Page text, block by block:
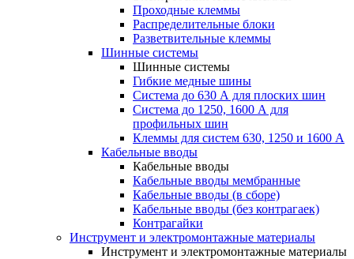
Проходные клеммы
Распределительные блоки
Разветвительные клеммы
Шинные системы
Шинные системы
Гибкие медные шины
Система до 630 А для плоских шин
Система до 1250, 1600 А для
профильных шин
Клеммы для систем 630, 1250 и 1600 А
Кабельные вводы
Кабельные вводы
Кабельные вводы мембранные
Кабельные вводы (в сборе)
Кабельные вводы (без контрагаек)
Контрагайки
Инструмент и электромонтажные материалы
Инструмент и электромонтажные материалы